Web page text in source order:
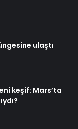
ulaştı
keşif: Mars’ta